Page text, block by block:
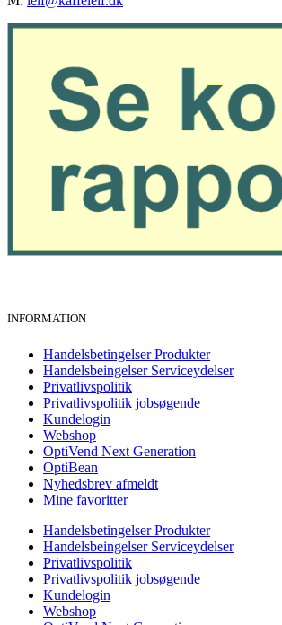
INFORMATION
Handelsbetingelser Produkter
Handelsbeingelser Serviceydelser
Privatlivspolitik
Privatlivspolitik jobsøgende
Kundelogin
Webshop
OptiVend Next Generation
OptiBean
Nyhedsbrev afmeldt
Mine favoritter
Handelsbetingelser Produkter
Handelsbeingelser Serviceydelser
Privatlivspolitik
Privatlivspolitik jobsøgende
Kundelogin
Webshop